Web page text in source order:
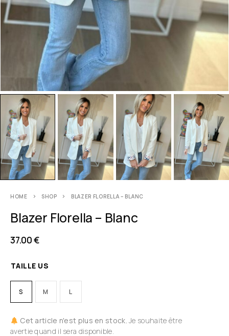
HOME SHOP BLAZER FLORELLA – BLANC
Blazer Florella – Blanc
37.00€
TAILLE US
S M L
Cet article n'est plus en stock. Je souhaite être
avertie quand il sera disponible.